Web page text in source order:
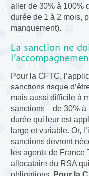
aller de 30% à 100%
durée de 1 à 2 mois,
manquement).
La sanction ne
Pour la CFTC,
sanctions risque
mais aussi difficile à
sanctions – de 30% à
durée qui leur est
large et variable. Or,
sanctions devront
les agents de France
allocataire du RSA
obligations.
Pour la